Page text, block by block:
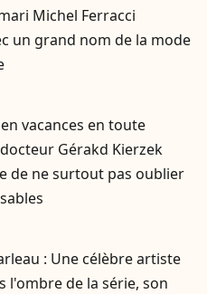
Michel Ferracci
un grand nom de la mode
vacances en toute
Gérakd Kierzek
de ne surtout pas oublier
: Une célèbre artiste
l'ombre de la série, son